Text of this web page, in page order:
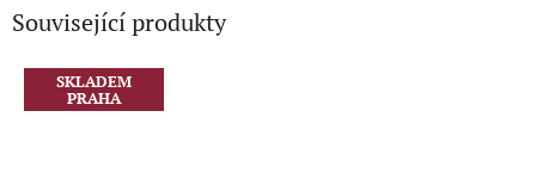
Související produkty
SKLADEM
PRAHA